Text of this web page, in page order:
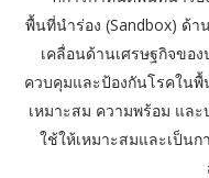
พื้นที่นำร่อง (Sandbox) ด้า
เคลื่อนด้านเศรษฐกิจขอ
ควบคุมและป้องกันโรคใน
เหมาะสม ความพร้อม แล
ใช้ให้เหมาะสมและเป็น